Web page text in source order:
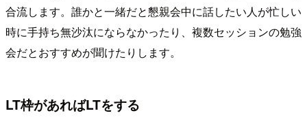
合流します。誰かと一緒だと懇親会中に話したい人が忙しい
時に手持ち無沙汰にならなかったり、複数セッションの勉強
会だとおすすめが聞けたりします。
LT枠があればLTをする